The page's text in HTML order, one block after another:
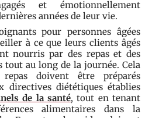
et émotionnellement
années de leur vie.
pour personnes âgées
à ce que leurs clients âgés
nourris par des repas et des
au long de la journée. Cela
doivent être préparés
directives diététiques établies
de la santé, tout en tenant
alimentaires dans la